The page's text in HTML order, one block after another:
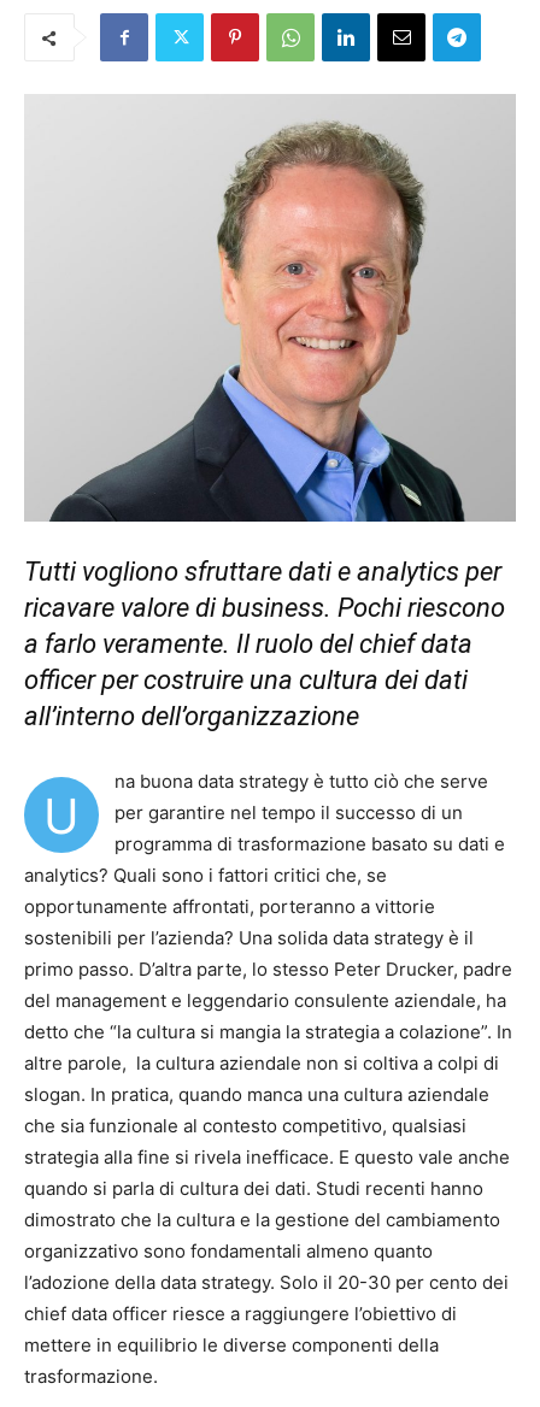
Tutti vogliono sfruttare dati e analytics per
ricavare valore di business. Pochi riescono
a farlo veramente. Il ruolo del chief data
officer per costruire una cultura dei dati
all’interno dell’organizzazione
U
na buona data strategy è tutto ciò che serve
per garantire nel tempo il successo di un
programma di trasformazione basato su dati e
analytics? Quali sono i fattori critici che, se
opportunamente affrontati, porteranno a vittorie
sostenibili per l’azienda? Una solida data strategy è il
primo passo. D’altra parte, lo stesso Peter Drucker, padre
del management e leggendario consulente aziendale, ha
detto che “la cultura si mangia la strategia a colazione”. In
altre parole, la cultura aziendale non si coltiva a colpi di
slogan. In pratica, quando manca una cultura aziendale
che sia funzionale al contesto competitivo, qualsiasi
strategia alla fine si rivela inefficace. E questo vale anche
quando si parla di cultura dei dati. Studi recenti hanno
dimostrato che la cultura e la gestione del cambiamento
organizzativo sono fondamentali almeno quanto
l’adozione della data strategy. Solo il 20-30 per cento dei
chief data officer riesce a raggiungere l’obiettivo di
mettere in equilibrio le diverse componenti della
trasformazione.